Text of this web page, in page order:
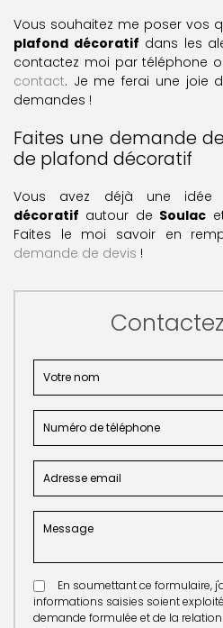
Vous souhaitez me poser vos
plafond décoratif dans les
contactez moi par téléphone
contact. Je me ferai une joie
demandes !
Faites une demande
de plafond décoratif
Vous avez déjà une
décoratif autour de Soulac
Faites le moi savoir en
demande de devis !
En soumettant ce formulaire,
informations saisies soient
demande formulée et de la